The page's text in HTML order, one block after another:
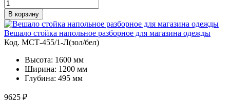
В корзину
Вешало стойка напольное разборное для магазина одежды
Код. MСТ-455/1-Л(зол/бел)
Высота: 1600 мм
Ширина: 1200 мм
Глубина: 495 мм
9625 ₽